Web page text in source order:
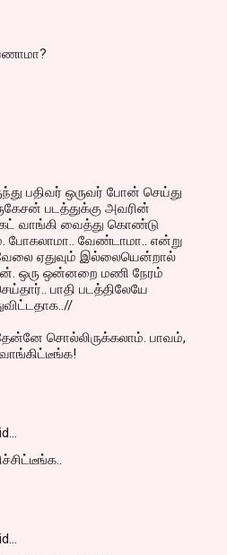
பதிவர் ஒருவர் போன் செய்து
படத்துக்கு அவரின்
வாங்கி வைத்து கொண்டு
போகலாமா.. வேண்டாமா.. என்று
வேலை ஏதுவும் இல்லையென்றால்
ஒரு ஒன்னறை மணி நேரம்
பாதி படத்திலேயே
சொல்லிருக்கலாம். பாவம்,